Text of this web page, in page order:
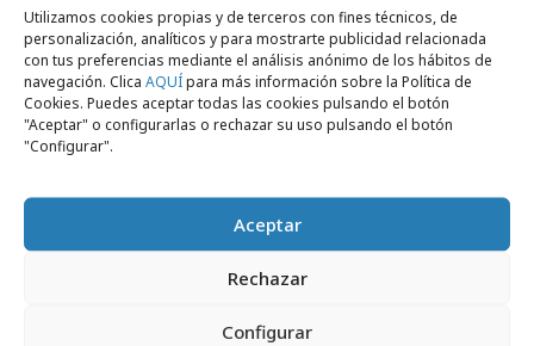
Utilizamos cookies propias y de terceros con fines técnicos, de
personalización, analíticos y para mostrarte publicidad relacionada
con tus preferencias mediante el análisis anónimo de los hábitos de
navegación. Clica AQUÍpara más información sobre la Política de
Cookies. Puedes aceptar todas las cookies pulsando el botón
"Aceptar" o configurarlas o rechazar su uso pulsando el botón
"Configurar".
Aceptar
Rechazar
Configurar
lunes, 23 de febrero 2015
Nueva cuenta para TBWA
martes, 10 de enero 2012
Cambios en la dirección de Sony Ericsson